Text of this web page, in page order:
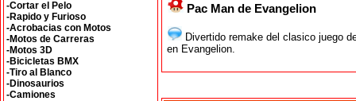
-Cortar el Pelo
-Rapido y Furioso
-Acrobacias con Motos
-Motos de Carreras
-Motos 3D
-Bicicletas BMX
-Tiro al Blanco
-Dinosaurios
-Camiones
Pac Man de Evangelion
Divertido remake del clasico juego
en Evangelion.